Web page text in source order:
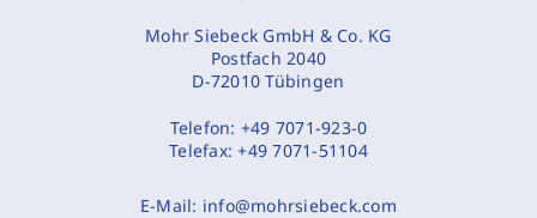
Mohr Siebeck GmbH & Co. KG
Postfach 2040
D-72010 Tübingen
Telefon: +49 7071-923-0
Telefax:+49 7071-51104
E-Mail: info@mohrsiebeck.com